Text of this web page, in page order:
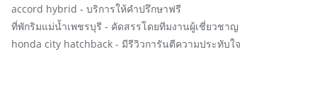
accord hybrid - บริการให้คำปรึกษาฟรี
ที่พักริมแม่น้ำเพชรบุรี - คัดสรรโดยทีมงานผู้เชี่ยวชาญ
honda city hatchback - มีรีวิวการันตีความประทับใจ